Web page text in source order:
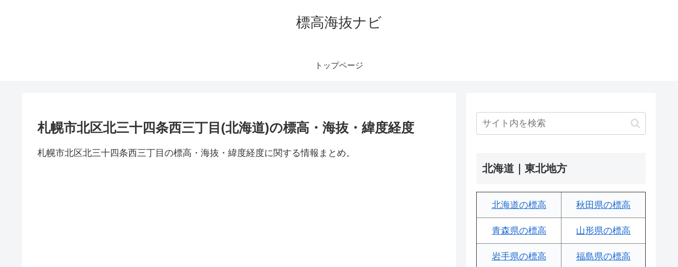
標高海抜ナビ
トップページ
札幌市北区北三十四条西三丁目(北海道)の標高・海抜・緯度経度
札幌市北区北三十四条西三丁目の標高・海抜・緯度経度に関する情報まとめ。
北海道｜東北地方
北海道の標高 秋田県の標高
青森県の標高 山形県の標高
岩手県の標高 福島県の標高